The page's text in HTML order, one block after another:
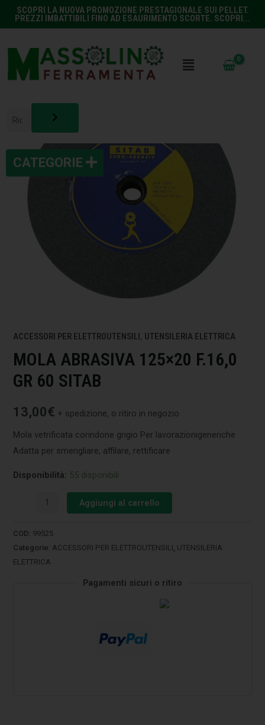
SCOPRI LA NUOVA PROMOZIONE PRESTAGIONALE SUI PELLET.
PREZZI IMBATTIBILI FINO AD ESAURIMENTO SCORTE. SCOPRI...
ACCESSORI PER ELETTROUTENSILI, UTENSILERIA ELETTRICA
MOLA ABRASIVA 125×20 F.16,0
GR 60 SITAB
13,00€ + spedizione, o ritiro in negozio
Mola vetrificata corindone grigio Per lavorazionigeneriche
Adatta per smerigliare, affilare, rettificare
Disponibilità: 55 disponibili
Aggiungi al carrello
COD: 99525
Categorie: ACCESSORI PER ELETTROUTENSILI UTENSILERIA
ELETTRICA
Pagamenti sicuri o ritiro